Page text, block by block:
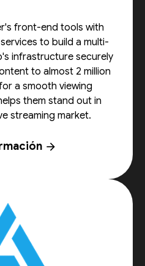
front-end tools with
to build a multi-
infrastructure securely
to almost 2 million
a smooth viewing
them stand out in
streaming market.
arrow_forward